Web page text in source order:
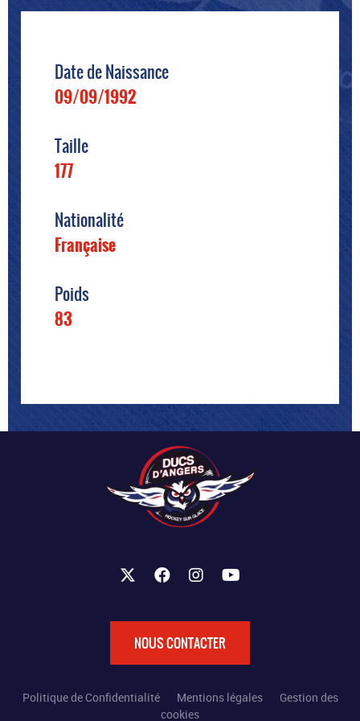
Date de Naissance
09/09/1992
Taille
177
Nationalité
Française
Poids
83
NOUS CONTACTER
Politique de Confidentialité Mentions légales
Gestion des
cookies